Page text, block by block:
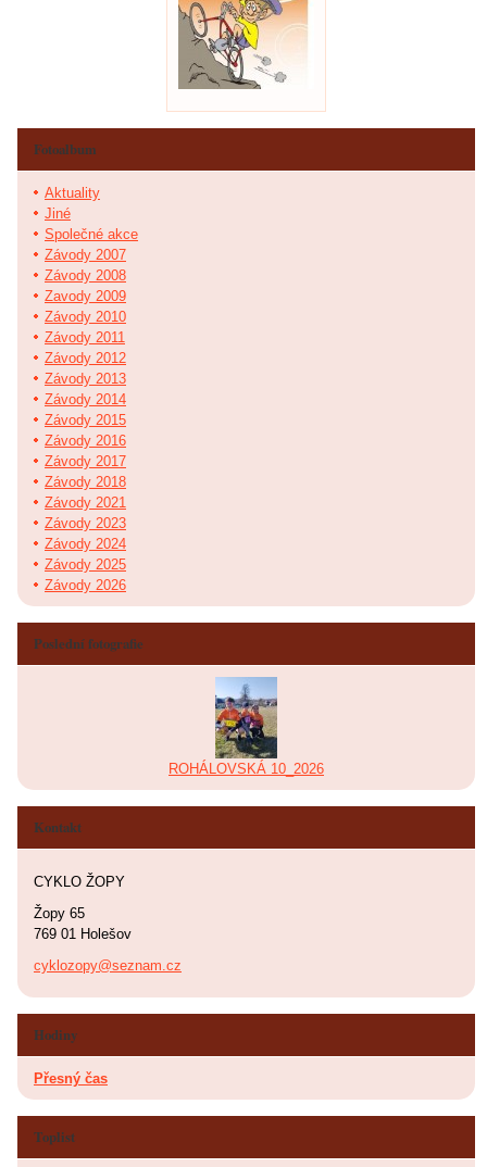
Fotoalbum
Aktuality
Jiné
Společné akce
Závody 2007
Závody 2008
Zavody 2009
Závody 2010
Závody 2011
Závody 2012
Závody 2013
Závody 2014
Závody 2015
Závody 2016
Závody 2017
Závody 2018
Závody 2021
Závody 2023
Závody 2024
Závody 2025
Závody 2026
Poslední fotografie
ROHÁLOVSKÁ 10_2026
Kontakt
CYKLO ŽOPY
Žopy 65
769 01 Holešov
cyklozopy@seznam.cz
Hodiny
Přesný čas
Toplist